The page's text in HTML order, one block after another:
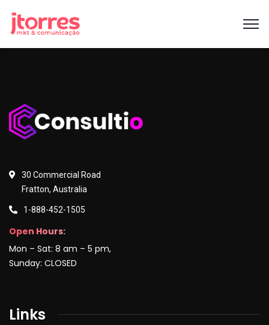
30 Commercial Road
Fratton, Australia
1-888-452-1505
Open Hours:
Mon – Sat: 8 am – 5 pm,
Sunday: CLOSED
Links